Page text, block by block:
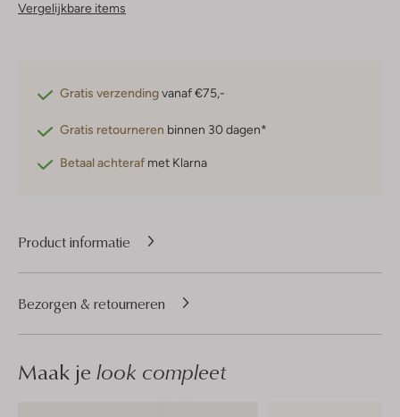
Vergelijkbare items
Gratis verzendingvanaf €75,-
Gratis retourneren binnen 30 dagen*
Betaal achteraf met Klarna
Product informatie
Bezorgen & retourneren
Maak je look compleet